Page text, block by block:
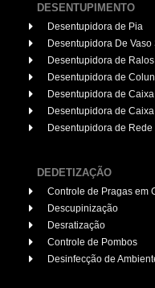
DESENTUPIMENTO
Desentupidora de Pia
Desentupidora De Vaso
Desentupidora de Ralos
Desentupidora de
Desentupidora de
Desentupidora de
Desentupidora de Rede
DEDETIZAÇÃO
Controle de Pragas em
Descupinização
Desratização
Controle de Pombos
Desinfecção de